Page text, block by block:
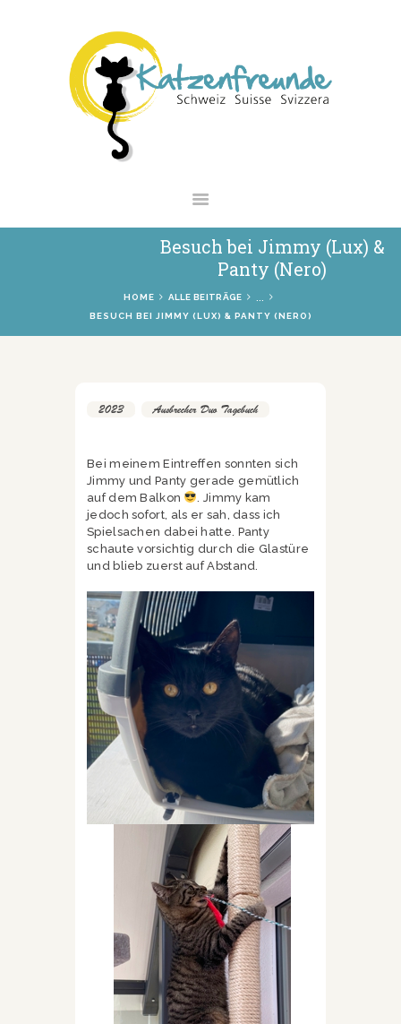
Besuch bei Jimmy (Lux) &
Panty (Nero)
HOME ALLE BEITRÄGE
BESUCH BEI JIMMY (LUX) & PANTY (NERO)
NEWS
VERMITTLUNG
INTERESSANTES
SHOP
2023 Ausbrecher Duo Tagebuch
Bei meinem Eintreffen sonnten sich
Jimmy und Panty gerade gemütlich
auf dem Balkon
. Jimmy kam
jedoch sofort, als er sah, dass ich
Spielsachen dabei hatte. Panty
schaute vorsichtig durch die Glastüre
und blieb zuerst auf Abstand.